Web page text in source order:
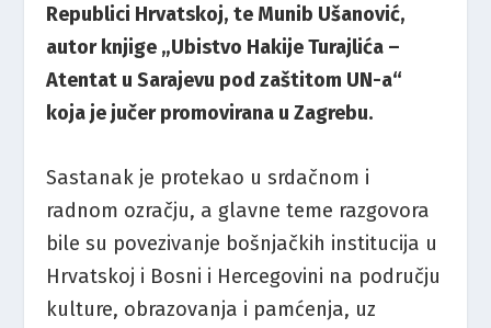
Republici Hrvatskoj, te Munib Ušanović,
autor knjige „Ubistvo Hakije Turajlića –
Atentat u Sarajevu pod zaštitom UN-a“
koja je jučer promovirana u Zagrebu.
Sastanak je protekao u srdačnom i
radnom ozračju, a glavne teme razgovora
bile su povezivanje bošnjačkih institucija u
Hrvatskoj i Bosni i Hercegovini na području
kulture, obrazovanja i pamćenja, uz